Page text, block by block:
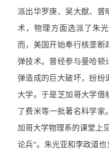
派出华罗庚、吴大猷、曾
术，物理方面选派了朱
而，美国开始奉行核垄断
弹技术。曾经参与曼哈顿
弹造成的巨大破坏，纷纷
大学。于是芝加哥大学借
了费米等一批著名科学家
加哥大学物理系的课堂上
论兵”。朱光亚和李政道